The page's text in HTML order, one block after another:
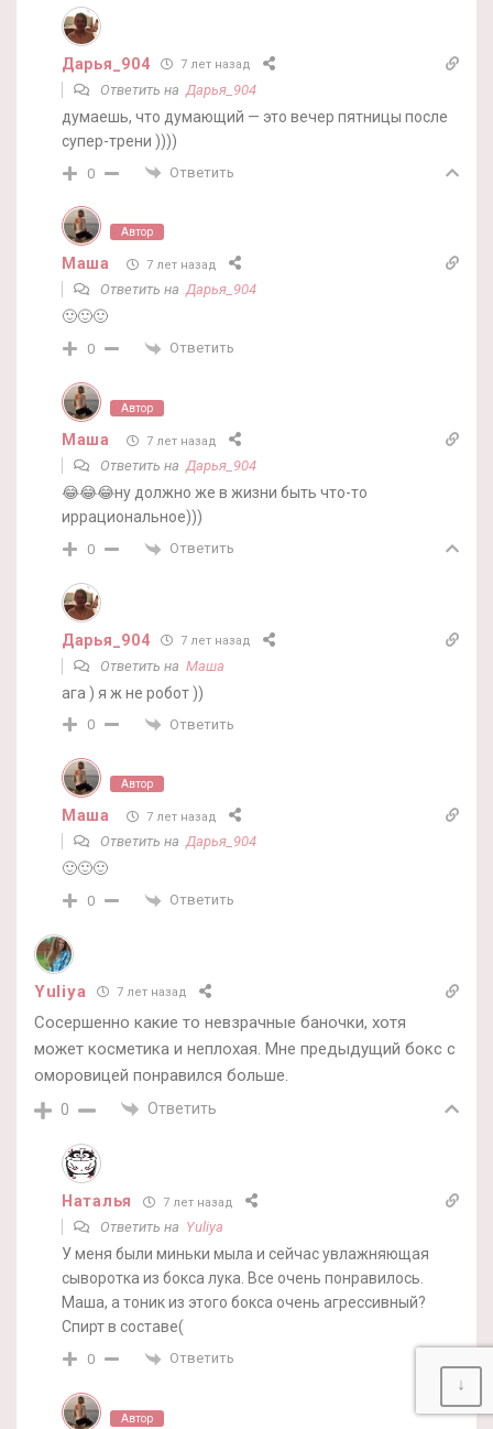
Дарья_904 7 лет назад
Ответить на Дарья_904
думаешь, что думающий — это вечер пятницы после
супер-трени ))))
0 Ответить
Автор
Маша 7 лет назад
Ответить наДарья_904
🙂🙂🙂
0 Ответить
Автор
Маша 7 лет назад
Ответить наДарья_904
😂😂😂ну должно же в жизни быть что-то
иррациональное)))
0 Ответить
Дарья_904 7 лет назад
Ответить на Маша
ага ) я ж не робот ))
0 Ответить
Автор
Маша 7 лет назад
Ответить наДарья_904
🙂🙂🙂
0 Ответить
Yuliya 7 лет назад
Сосершенно какие то невзрачные баночки, хотя
может косметика и неплохая. Мне предыдущий бокс с
оморовицей понравился больше.
0 Ответить
Наталья 7 лет назад
Ответить на Yuliya
У меня были миньки мыла и сейчас увлажняющая
сыворотка из бокса лука. Все очень понравилось.
Маша, а тоник из этого бокса очень агрессивный?
Спирт в составе(
0 Ответить
Автор
↓